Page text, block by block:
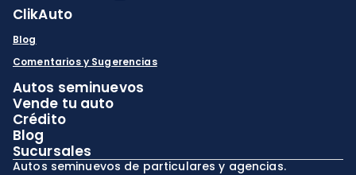
ClikAuto
Blog
Comentarios y Sugerencias
Autos seminuevos
Vende tu auto
Crédito
Blog
Sucursales
Autos seminuevos de particulares y agencias.